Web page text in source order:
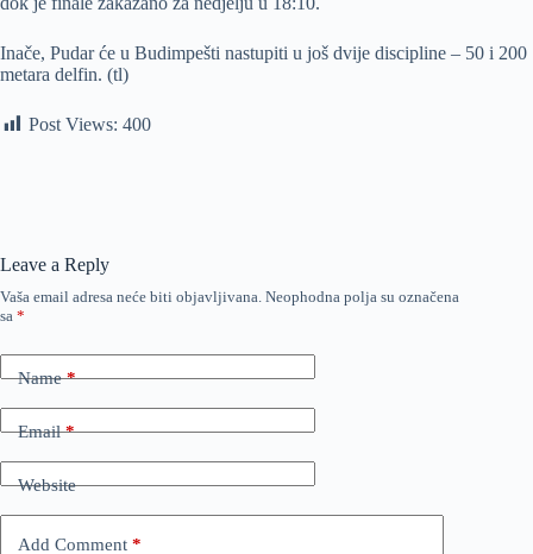
Inače, Pudar će u Budimpešti nastupiti u još dvije discipline – 50 i 200
metara delfin. (tl)
Post Views: 400
Leave a Reply
Vaša email adresa neće biti objavljivana. Neophodna polja su označena
sa *
Name*
Email*
Website
Add Comment *